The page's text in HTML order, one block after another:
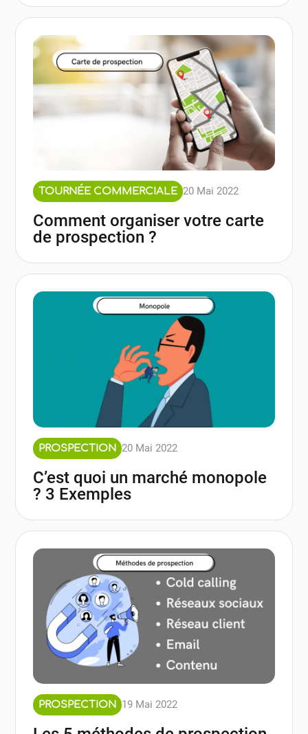
TOURNÉE COMMERCIALE 20 Mai 2022
Comment organiser votre carte
de prospection ?
PROSPECTION 20 Mai 2022
C’est quoi un marché monopole
? 3 Exemples
PROSPECTION 19 Mai 2022